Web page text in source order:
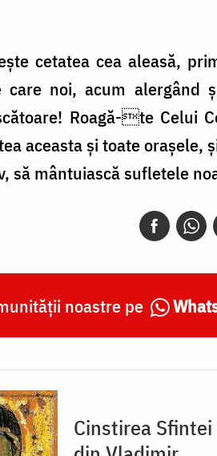
cetatea cea aleasă,
noi, acum alergând
Roagă-te
aceasta și toate
să mântuiască sufletele
noastre pe
Cinstirea